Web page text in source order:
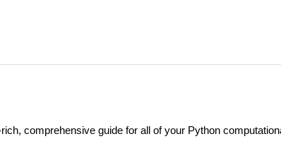
comprehensive guide for all of your Python